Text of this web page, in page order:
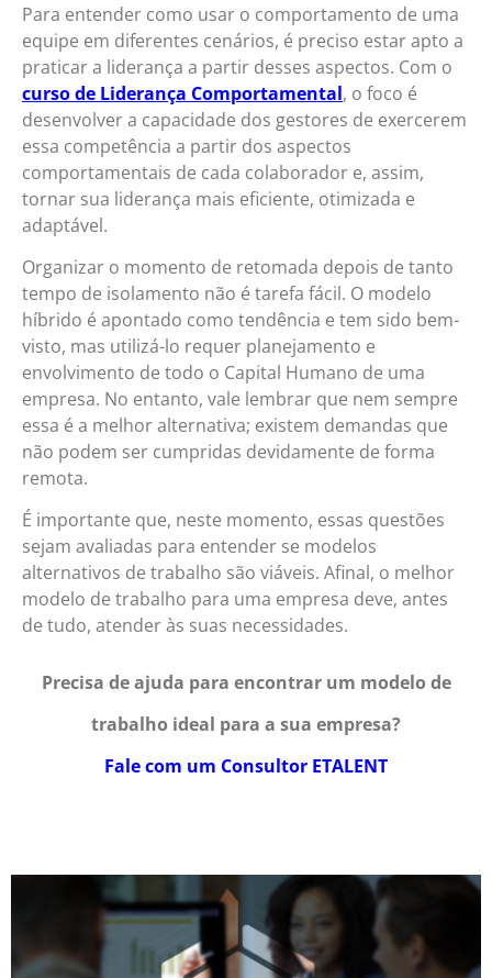
Para entender como usar o comportamento de uma
equipe em diferentes cenários, é preciso estar apto a
praticar a liderança a partir desses aspectos. Com o
curso de Liderança Comportamental, o foco é
desenvolver a capacidade dos gestores de exercerem
essa competência a partir dos aspectos
comportamentais de cada colaborador e, assim,
tornar sua liderança mais eficiente, otimizada e
adaptável.
Organizar o momento de retomada depois de tanto
tempo de isolamento não é tarefa fácil. O modelo
híbrido é apontado como tendência e tem sido bem-
visto, mas utilizá-lo requer planejamento e
envolvimento de todo o Capital Humano de uma
empresa. No entanto, vale lembrar que nem sempre
essa é a melhor alternativa; existem demandas que
não podem ser cumpridas devidamente de forma
remota.
É importante que, neste momento, essas questões
sejam avaliadas para entender se modelos
alternativos de trabalho são viáveis. Afinal, o melhor
modelo de trabalho para uma empresa deve, antes
de tudo, atender às suas necessidades.
Precisa de ajuda para encontrar um modelo de
trabalho ideal para a sua empresa?
Fale com um Consultor ETALENT